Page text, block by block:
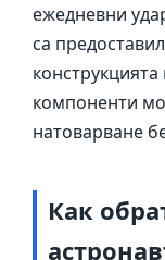
ежедневни
са
компоненти
натоварване
Как